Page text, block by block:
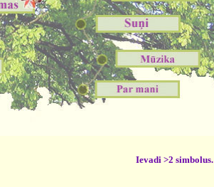
Ievadi >2 simbolus.